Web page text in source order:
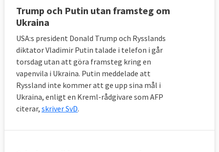
Trump och Putin utan framsteg om
Ukraina
USA:s president Donald Trump och Rysslands
diktator Vladimir Putin talade i telefon i går
torsdag utan att göra framsteg kring en
vapenvila i Ukraina. Putin meddelade att
Ryssland inte kommer att ge upp sina mål i
Ukraina, enligt en Kreml-rådgivare som AFP
citerar, skriver SvD.